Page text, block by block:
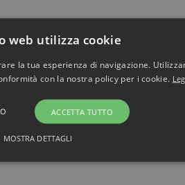
web utilizza cookie
la tua esperienza di navigazione.
con la nostra policy per i cookie.
ACCETTA TUTTO
MOSTRA DETTAGLI